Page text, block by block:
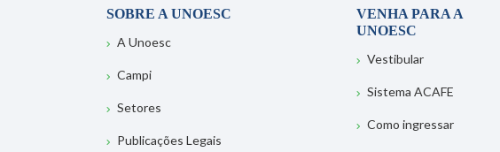
SOBRE A UNOESC
A Unoesc
Campi
Setores
Publicações Legais
VENHA PARA A
UNOESC
Vestibular
Sistema ACAFE
Como ingressar